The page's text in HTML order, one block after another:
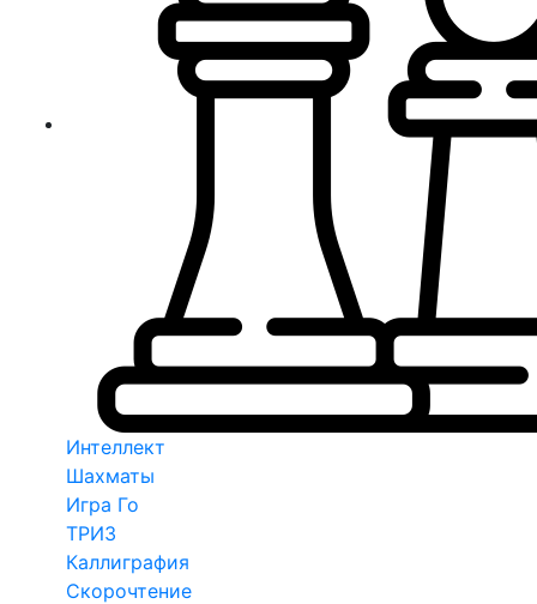
Интеллект
Шахматы
Игра Го
ТРИЗ
Каллиграфия
Скорочтение